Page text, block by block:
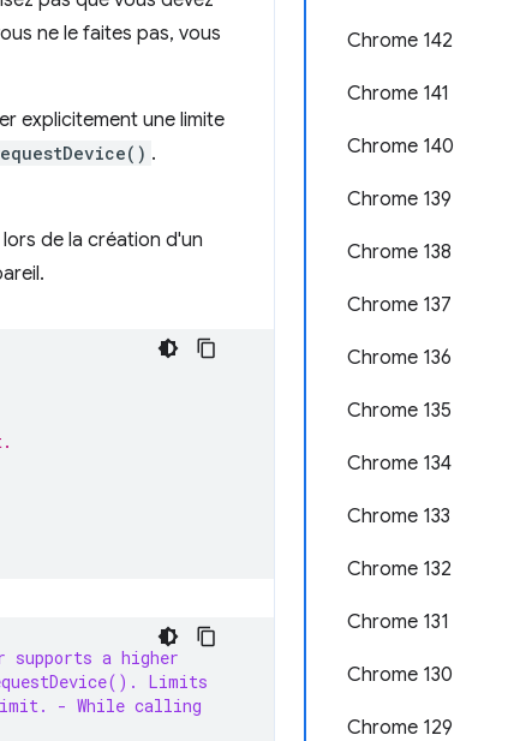
Chrome 142
Chrome 141
Chrome 140
Chrome 139
Chrome 138
Chrome 137
Chrome 136
Chrome 135
Chrome 134
Chrome 133
Chrome 132
Chrome 131
Chrome 130
Chrome 129
ne le faites pas, vous
explicitement une limite
.
de la création d'un
supports a higher
Limits
- While calling